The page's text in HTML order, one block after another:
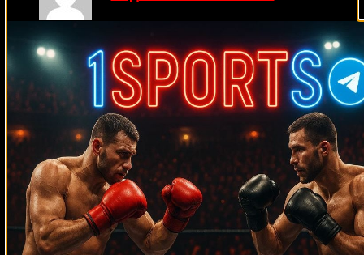
Ляяляляляояо onСмотреть UFC 324: Гэйтжи –
Пимблетт
Medik on Смотреть UFC 322 Делла Маддалена –
Махачев
Случайные боксеры